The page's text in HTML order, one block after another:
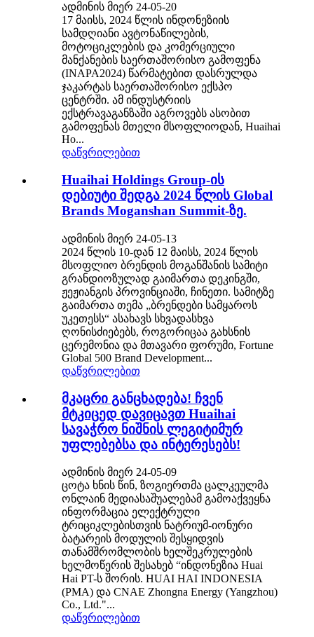
ადმინის მიერ 24-05-20
17 მაისს, 2024 წლის ინდონეზიის
სამდღიანი ავტონაწილების,
მოტოციკლების და კომერციული
მანქანების საერთაშორისო გამოფენა
(INAPA2024) წარმატებით დასრულდა
ჯაკარტას საერთაშორისო ექსპო
ცენტრში. ამ ინდუსტრიის
ექსტრავაგანზაში აგროვებს ასობით
გამოფენას მთელი მსოფლიოდან, Huaihai
Ho...
დაწვრილებით
Huaihai Holdings Group-ის
დებიუტი შედგა 2024 წლის Global
Brands Moganshan Summit-ზე.
ადმინის მიერ 24-05-13
2024 წლის 10-დან 12 მაისს, 2024 წლის
მსოფლიო ბრენდის მოგანშანის სამიტი
გრანდიოზულად გაიმართა დეკინგში,
ჟეჟიანგის პროვინციაში, ჩინეთი. სამიტზე
გაიმართა თემა „ბრენდები სამყაროს
უკეთესს“ ასახავს სხვადასხვა
ღონისძიებებს, როგორიცაა გახსნის
ცერემონია და მთავარი ფორუმი, Fortune
Global 500 Brand Development...
დაწვრილებით
მკაცრი განცხადება! ჩვენ
მტკიცედ დავიცავთ Huaihai
სავაჭრო ნიშნის ლეგიტიმურ
უფლებებსა და ინტერესებს!
ადმინის მიერ 24-05-09
ცოტა ხნის წინ, ზოგიერთმა ცალკეულმა
ონლაინ მედიასაშუალებამ გამოაქვეყნა
ინფორმაცია ელექტრული
ტრიციკლებისთვის ნატრიუმ-იონური
ბატარეის მოდულის შესყიდვის
თანამშრომლობის ხელშეკრულების
ხელმოწერის შესახებ “ინდონეზია Huai
Hai PT-ს შორის. HUAI HAI INDONESIA
(PMA) და CNAE Zhongna Energy (Yangzhou)
Co., Ltd."...
დაწვრილებით